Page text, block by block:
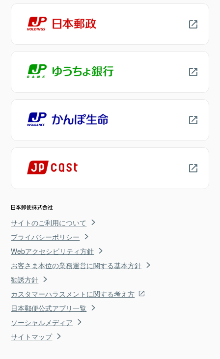
サイトのご利用について
プライバシーポリシー
Webアクセシビリティ方針
お客さま本位の業務運営に関する基本方針
勧誘方針
カスタマーハラスメントに関する考え方
日本郵便公式アプリ一覧
ソーシャルメディア
サイトマップ